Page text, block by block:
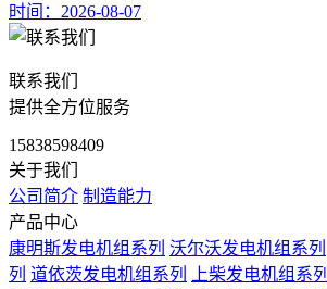
时间：2026-08-07
联系我们
提供全方位服务
15838598409
关于我们
公司简介 制造能力
产品中心
康明斯发电机组系列 沃尔沃发电机组系列
列 道依茨发电机组系列 上柴发电机组系列